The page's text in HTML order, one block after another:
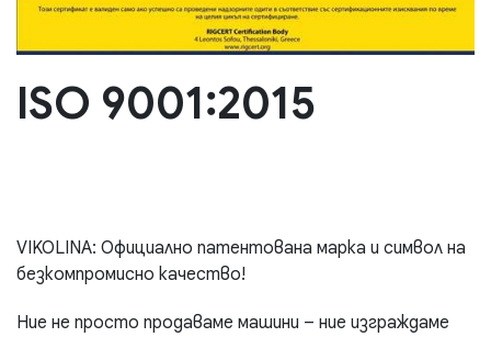
ISO 9001:2015
VIKOLINA: Официално патентована марка и символ на
безкомпромисно качество!
Ние не просто продаваме машини – ние изграждаме